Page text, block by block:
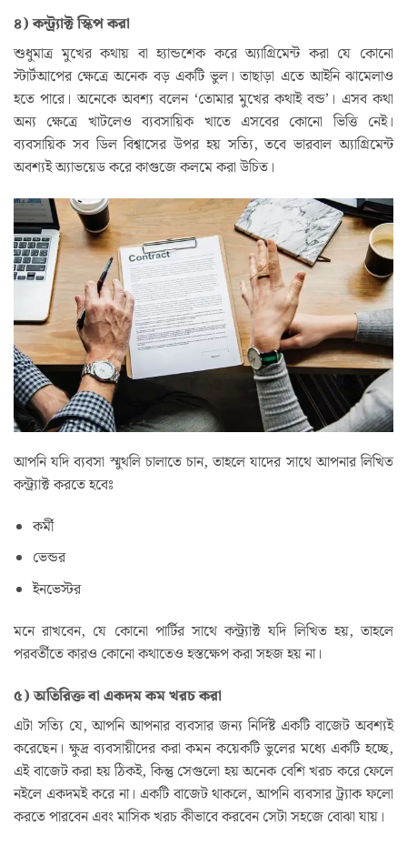
৪)কন্ট্র্যাক্ট স্কিপ করা
শুধুমাত্র মুখের কথায় বা হ্যান্ডশেক করে অ্যাগ্রিমেন্ট করা যে কোনো
স্টার্টআপের ক্ষেত্রে অনেক বড় একটি ভুল। তাছাড়া এতে আইনি ঝামেলাও
হতে পারে। অনেকে অবশ্য বলেন ‘তোমার মুখের কথাই বন্ড’। এসব কথা
অন্য ক্ষেত্রে খাটলেও ব্যবসায়িক খাতে এসবের কোনো ভিত্তি নেই।
ব্যবসায়িক সব ডিল বিশ্বাসের উপর হয় সত্যি, তবে ভারবাল অ্যাগ্রিমেন্ট
অবশ্যই অ্যাভয়েড করে কাগুজে কলমে করা উচিত।
আপনি যদি ব্যবসা স্মুথলি চালাতে চান, তাহলে যাদের সাথে আপনার লিখিত
কন্ট্র্যাক্ট করতে হবেঃ
কর্মী
ভেন্ডর
ইনভেস্টর
মনে রাখবেন, যে কোনো পার্টির সাথে কন্ট্র্যাক্ট যদি লিখিত হয়, তাহলে
পরবর্তীতে কারও কোনো কথাতেও হস্তক্ষেপ করা সহজ হয় না।
৫) অতিরিক্ত বা একদম কম খরচ করা
এটা সত্যি যে, আপনি আপনার ব্যবসার জন্য নির্দিষ্ট একটি বাজেট অবশ্যই
করেছেন। ক্ষুদ্র ব্যবসায়ীদের করা কমন কয়েকটি ভুলের মধ্যে একটি হচ্ছে,
এই বাজেট করা হয় ঠিকই, কিন্তু সেগুলো হয় অনেক বেশি খরচ করে ফেলে
নইলে একদমই করে না। একটি বাজেট থাকলে, আপনি ব্যবসার ট্র্যাক ফলো
করতে পারবেন এবং মাসিক খরচ কীভাবে করবেন সেটা সহজে বোঝা যায়।